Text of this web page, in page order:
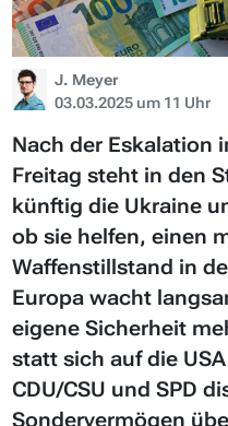
J. Meyer
03.03.2025 um 11 Uhr
Nach der Eskalation
Freitag steht in den
künftig die Ukraine
ob sie helfen, einen
Waffenstillstand in
Europa wacht
eigene Sicherheit
statt sich auf die
CDU/CSU und SPD
Sondervermögen